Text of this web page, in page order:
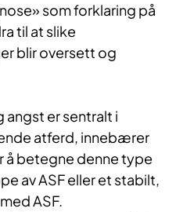
som forklaring på
til at slike
blir oversett og
angst er sentralt i
atferd, innebærer
å betegne denne type
av ASF eller et stabilt,
ASF.